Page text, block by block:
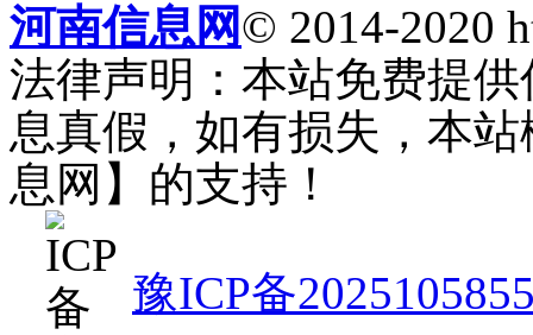
河南信息网© 2014-2020
法律声明：本站免费提
息真假，如有损失，本
息网】的支持！
豫ICP备